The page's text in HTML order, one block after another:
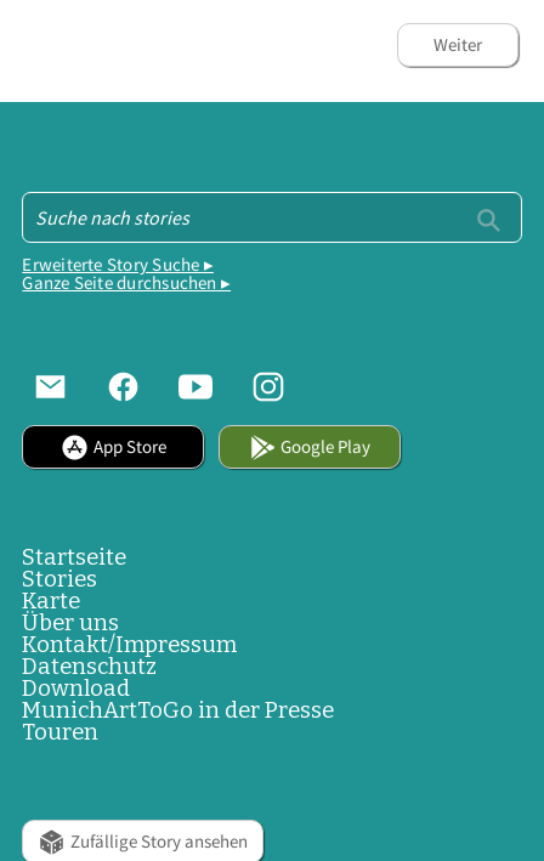
Weiter
Erweiterte Story Suche ▸
Ganze Seite durchsuchen ▸
App Store Google Play
Startseite
Stories
Karte
Über uns
Kontakt/Impressum
Datenschutz
Download
MunichArtToGo in der Presse
Touren
Zufällige Story ansehen